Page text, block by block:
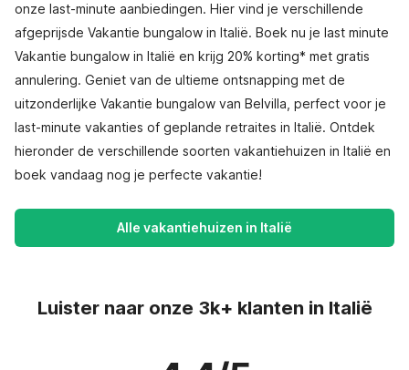
onze last-minute aanbiedingen. Hier vind je verschillende
afgeprijsde Vakantie bungalow in Italië. Boek nu je last minute
Vakantie bungalow in Italië en krijg 20% korting* met gratis
annulering. Geniet van de ultieme ontsnapping met de
uitzonderlijke Vakantie bungalow van Belvilla, perfect voor je
last-minute vakanties of geplande retraites in Italië. Ontdek
hieronder de verschillende soorten vakantiehuizen in Italië en
boek vandaag nog je perfecte vakantie!
Alle vakantiehuizen in Italië
Luister naar onze 3k+ klanten in Italië